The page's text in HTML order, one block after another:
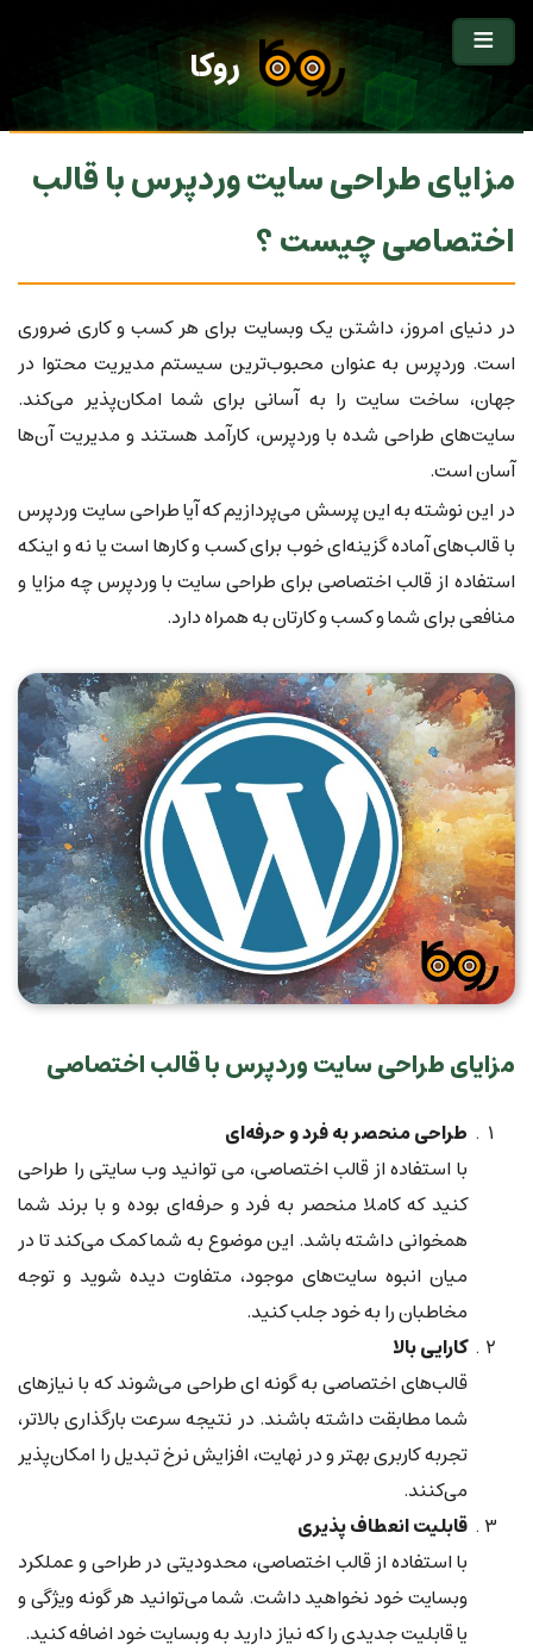
روکا
مزایای طراحی سایت وردپرس با قالب
اختصاصی چیست ؟
در دنیای امروز، داشتن یک وبسایت برای هر کسب و کاری ضروری
است. وردپرس به عنوان محبوب‌ترین سیستم مدیریت محتوا در
جهان، ساخت سایت را به آسانی برای شما امکان‌پذیر می‌کند.
سایت‌های طراحی شده با وردپرس، کارآمد هستند و مدیریت آن‌ها
آسان است.
در این نوشته به این پرسش می‌پردازیم که آیا طراحی سایت وردپرس
با قالب‌های آماده گزینه‌ای خوب برای کسب و کارها است یا نه و اینکه
استفاده از قالب اختصاصی برای طراحی سایت با وردپرس چه مزایا و
منافعی برای شما و کسب و کارتان به همراه دارد.
مزایای طراحی سایت وردپرس با قالب اختصاصی
طراحی منحصر به فرد و حرفه‌ای
با استفاده از قالب اختصاصی، می توانید وب سایتی را طراحی
کنید که کاملا منحصر به فرد و حرفه‌ای بوده و با برند شما
همخوانی داشته باشد. این موضوع به شما کمک می‌کند تا در
میان انبوه سایت‌های موجود، متفاوت دیده شوید و توجه
مخاطبان را به خود جلب کنید.
کارایی بالا
قالب‌های اختصاصی به گونه ای طراحی می‌شوند که با نیازهای
شما مطابقت داشته باشند. در نتیجه سرعت بارگذاری بالاتر،
تجربه کاربری بهتر و در نهایت، افزایش نرخ تبدیل را امکان‌پذیر
می‌کنند.
قابلیت انعطاف پذیری
با استفاده از قالب اختصاصی، محدودیتی در طراحی و عملکرد
وبسایت خود نخواهید داشت. شما می‌توانید هر گونه ویژگی و
یا قابلیت جدیدی را که نیاز دارید به وبسایت خود اضافه کنید.